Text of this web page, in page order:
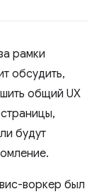
рамки
обсудить,
общий UX
будут
воркер был